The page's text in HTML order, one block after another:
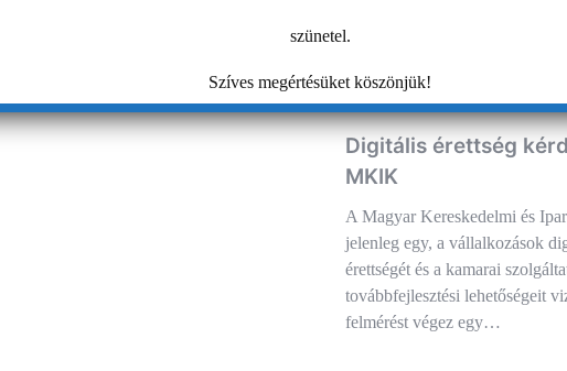
vállalati szektor gazdasági helyzetét és…
Digitális érettség
MKIK
A Magyar Kereskedelmi és
jelenleg egy, a vállalkozások
érettségét és a kamarai
továbbfejlesztési lehetőségeit
felmérést végez egy…
szünetel.
Szíves megértésüket köszönjük!